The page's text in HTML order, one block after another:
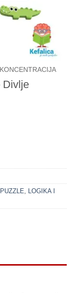
Divlje
, LOGIKA I